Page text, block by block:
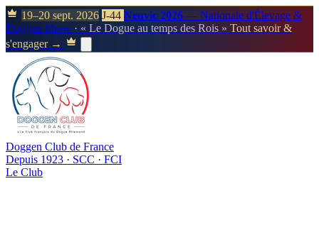
19–20 sept. 2026 J-44 Neuvic 2026 — Nationale d'Élevage &
Doggen Show · « Le Dogue au temps des Rois » Tout savoir &
s'engager →
Doggen Club de France
Depuis 1923 · SCC · FCI
Le Club